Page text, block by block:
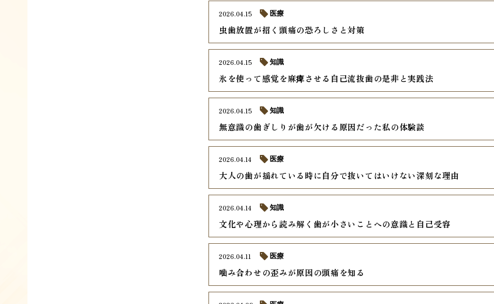
虫歯放置が招く頭痛の恐ろしさと対策
2026.04.15 医療
氷を使って感覚を麻痺させる自己流抜歯の是非と実践法
2026.04.15 知識
無意識の歯ぎしりが歯が欠ける原因だった私の体験談
2026.04.15 知識
大人の歯が揺れている時に自分で抜いてはいけない深刻な理由
2026.04.14 医療
文化や心理から読み解く歯が小さいことへの意識と自己受容
2026.04.14 知識
噛み合わせの歪みが原因の頭痛を知る
2026.04.11 医療